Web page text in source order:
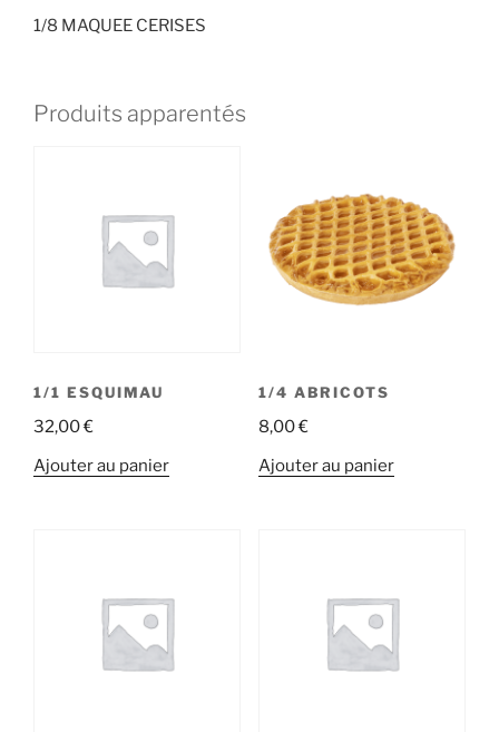
1/8 MAQUEE CERISES
Produits apparentés
1/1 ESQUIMAU
32,00€
Ajouter au panier
1/4 ABRICOTS
8,00€
Ajouter au panier